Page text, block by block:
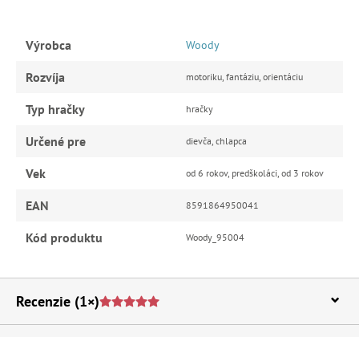
Výrobca Woody
Rozvíja motoriku, fantáziu, orientáciu
Typ hračky hračky
Určené pre dievča, chlapca
Vek od 6 rokov, predškoláci, od 3 rokov
EAN 8591864950041
Kód produktu Woody_95004
Recenzie (1×)